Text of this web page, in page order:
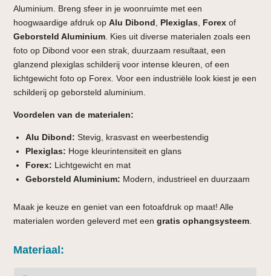
Aluminium. Breng sfeer in je woonruimte met een
hoogwaardige afdruk opAlu Dibond Plexiglas Forex of
Geborsteld Aluminium . Kies uit diverse materialen zoals een
foto op Dibond voor een strak, duurzaam resultaat, een
glanzend plexiglas schilderij voor intense kleuren, of een
lichtgewicht foto op Forex. Voor een industriële look kiest je een
schilderij op geborsteld aluminium.
Voordelen van de materialen:
Alu Dibond: Stevig, krasvast en weerbestendig
Plexiglas: Hoge kleurintensiteit en glans
Forex: Lichtgewicht en mat
Geborsteld Aluminium: Modern, industrieel en duurzaam
Maak je keuze en geniet van een fotoafdruk op maat! Alle
materialen worden geleverd met eengratis ophangsysteem
Materiaal